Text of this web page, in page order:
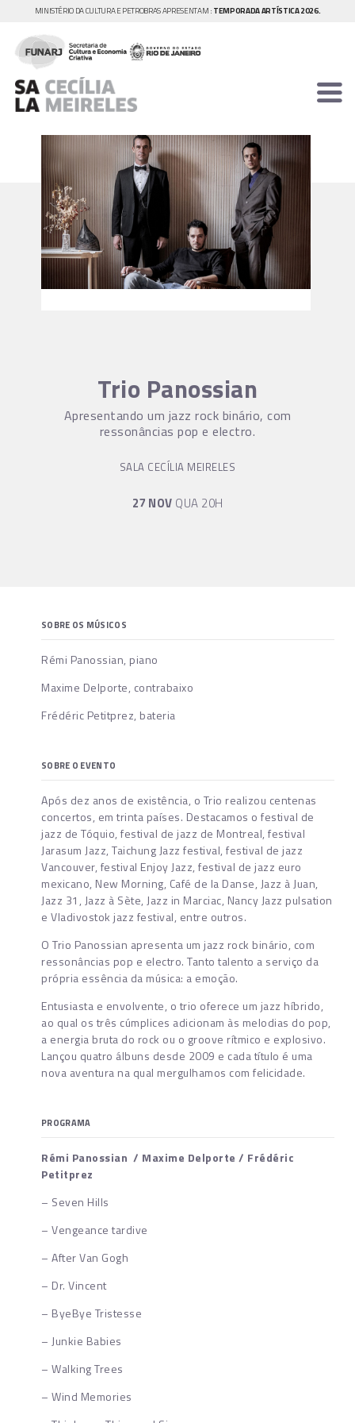
MINISTÉRIO DA CULTURA E PETROBRAS APRESENTAM : TEMPORADA ARTÍSTICA 2026.
Trio Panossian
Apresentando um jazz rock binário, com
ressonâncias pop e electro.
SALA CECÍLIA MEIRELES
27 NOV QUA 20H
SOBRE OS MÚSICOS
Rémi Panossian, piano
Maxime Delporte, contrabaixo
Frédéric Petitprez, bateria
SOBRE O EVENTO
Após dez anos de existência, o Trio realizou centenas
concertos, em trinta países. Destacamos o festival de
jazz de Tóquio, festival de jazz de Montreal, festival
Jarasum Jazz, Taichung Jazz festival, festival de jazz
Vancouver, festival Enjoy Jazz, festival de jazz euro
mexicano, New Morning, Café de la Danse, Jazz à Juan,
Jazz 31, Jazz à Sète, Jazz in Marciac, Nancy Jazz pulsation
e Vladivostok jazz festival, entre outros.
O Trio Panossian apresenta um jazz rock binário, com
ressonâncias pop e electro. Tanto talento a serviço da
própria essência da música: a emoção.
Entusiasta e envolvente, o trio oferece um jazz híbrido,
ao qual os três cúmplices adicionam às melodias do pop,
a energia bruta do rock ou o groove rítmico e explosivo.
Lançou quatro álbuns desde 2009 e cada título é uma
nova aventura na qual mergulhamos com felicidade.
PROGRAMA
Rémi Panossian / Maxime Delporte / Frédéric
Petitprez
– Seven Hills
– Vengeance tardive
– After Van Gogh
– Dr. Vincent
– ByeBye Tristesse
– Junkie Babies
– Walking Trees
– Wind Memories